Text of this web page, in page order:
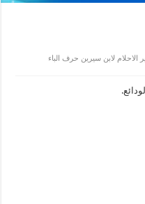
الاحلام لابن سيرين حرف الباء